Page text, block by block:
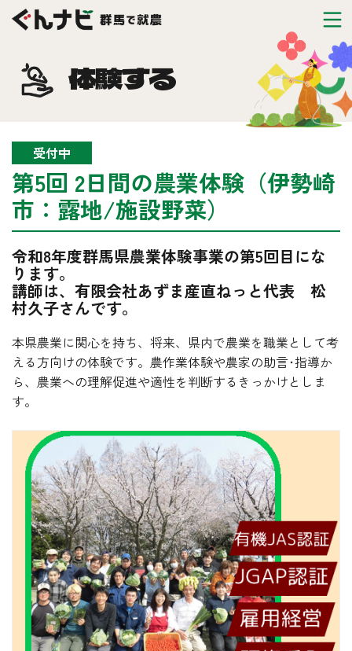
体験する
受付中
第5回 2日間の農業体験（伊勢崎
市：露地/施設野菜）
令和8年度群馬県農業体験事業の第5回目にな
ります。
講師は、有限会社あずま産直ねっと代表 松
村久子さんです。
本県農業に関心を持ち、将来、県内で農業を職業として考
える方向けの体験です。農作業体験や農家の助言･指導か
ら、農業への理解促進や適性を判断するきっかけとしま
す。